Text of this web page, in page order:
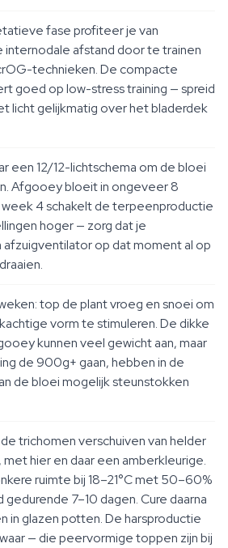
fase profiteer je van
afstand door te trainen
technieken. De compacte
goed op low-stress training — spreid
licht gelijkmatig over het bladerdek
een 12/12-lichtschema om de bloei
Afgooey bloeit in ongeveer 8
week 4 schakelt de terpeenproductie
hoger — zorg dat je
op dat moment al op
top de plant vroeg en snoei om
vorm te stimuleren. De dikke
kunnen veel gewicht aan, maar
de 900g+ gaan, hebben in de
de bloei mogelijk steunstokken
trichomen verschuiven van helder
met hier en daar een amberkleurige.
ruimte bij 18–21°C met 50–60%
7–10 dagen. Cure daarna
in glazen potten. De harsproductie
— die peervormige toppen zijn bij